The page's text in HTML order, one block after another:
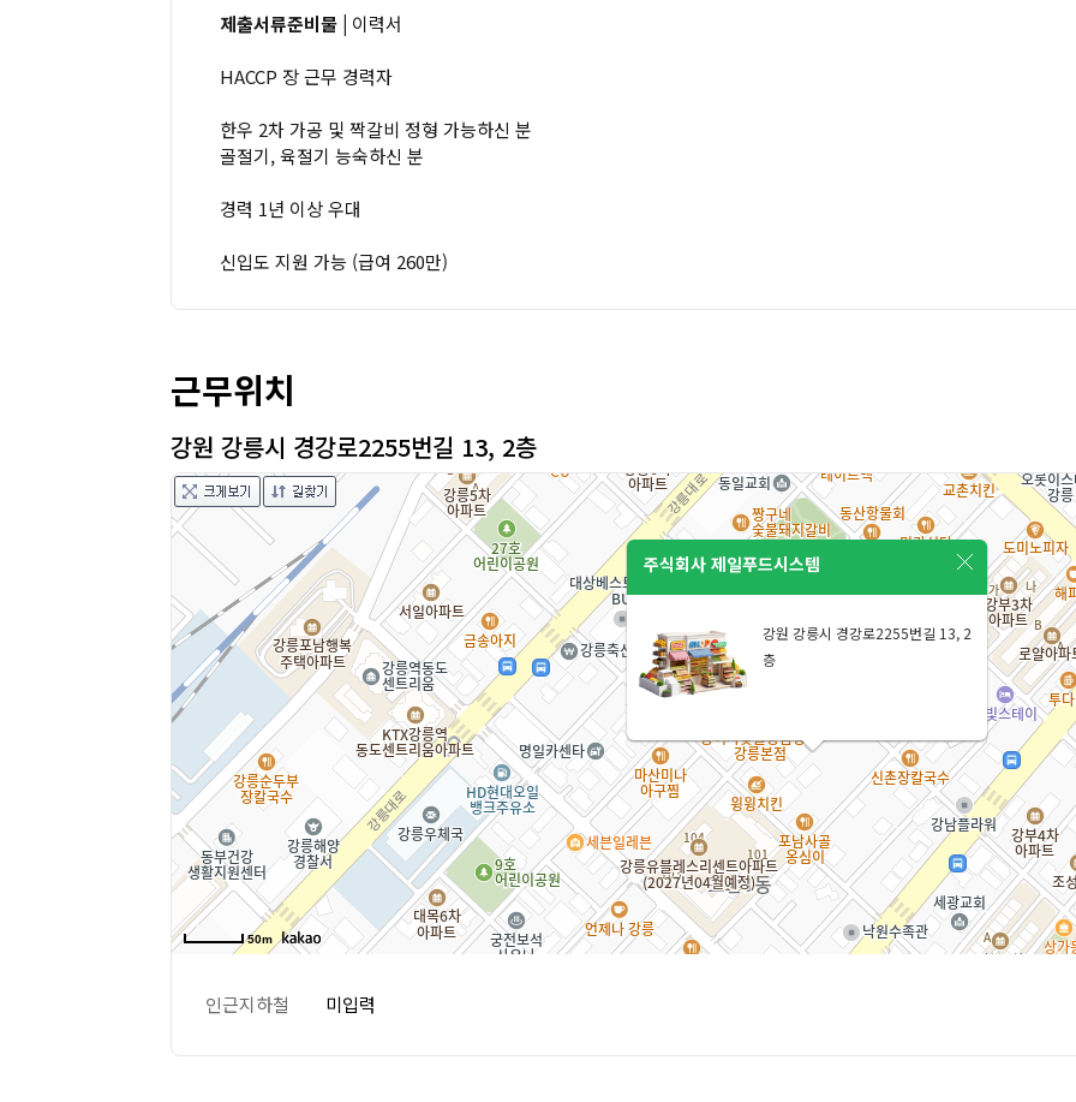
제출서류준비물 | 이력서
HACCP 장 근무 경력자
한우 2차 가공 및 짝갈비 정형 가능하신 분
골절기, 육절기 능숙하신 분
경력 1년 이상 우대
신입도 지원 가능 (급여 260만)
근무위치
강원 강릉시 경강로2255번길 13, 2층
주식회사 제일푸드시스템
강원 강릉시 경강로2255번길 13, 2
층
50m
인근지하철 미입력